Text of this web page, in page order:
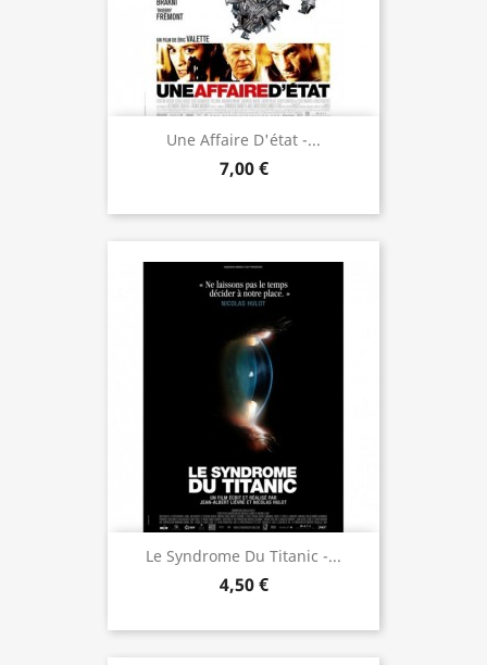
Une Affaire D'état -...
7,00 €
Le Syndrome Du Titanic -...
4,50 €